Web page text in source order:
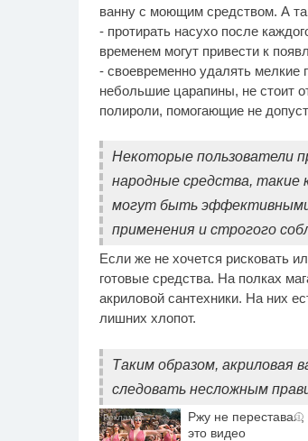
ванну с моющим средством. А
- протирать насухо после
временем могут привести к
- своевременно удалять мелкие
небольшие царапины, не стоит
полироли, помогающие не
Некоторые пользователи
народные средства, такие
могут быть эффективными
применения и строгого
Если же не хочется рисковать
готовые средства. На полках
акриловой сантехники. На них
лишних хлопот.
Таким образом, акриловая
следовать несложным
i
Ржу не переставая,
это видео